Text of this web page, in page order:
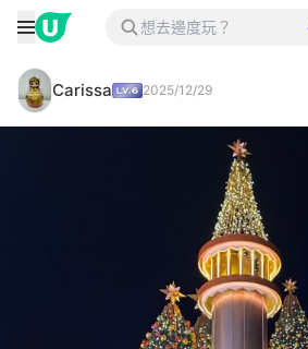
Carissa 2025/12/29